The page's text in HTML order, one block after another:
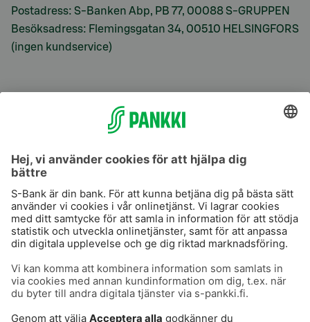
Postadress: S-Banken Abp, PB 77, 00088 S-GRUPPEN
Besöksadress: Flemingsgatan 34, 00510 HELSINGFORS
(ingen kundservice)
S-Prime
Användarvillkor